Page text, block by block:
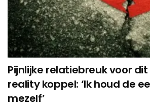
Pijnlijke relatiebreuk voor
reality koppel: ‘Ik houd de
mezelf’